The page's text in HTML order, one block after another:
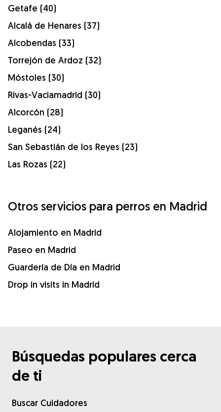
Getafe (40)
Alcalá de Henares (37)
Alcobendas (33)
Torrejón de Ardoz (32)
Móstoles (30)
Rivas-Vaciamadrid (30)
Alcorcón (28)
Leganés (24)
San Sebastián de los Reyes (23)
Las Rozas (22)
Otros servicios para perros en Madrid
Alojamiento en Madrid
Paseo en Madrid
Guardería de Día en Madrid
Drop in visits in Madrid
Búsquedas populares cerca
de ti
Buscar Cuidadores